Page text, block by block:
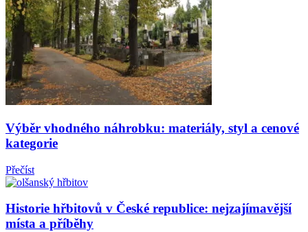
Výběr vhodného náhrobku: materiály, styl a cenové
kategorie
Přečíst
Historie hřbitovů v České republice: nejzajímavější
místa a příběhy